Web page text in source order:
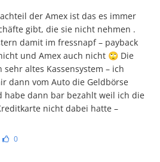
der Amex ist das es immer
gibt, die sie nicht nehmen .
damit im fressnapf – payback
und Amex auch nicht 🙄 Die
sehr altes Kassensystem – ich
dann vom Auto die Geldbörse
habe dann bar bezahlt weil ich die
nicht dabei hatte –
0